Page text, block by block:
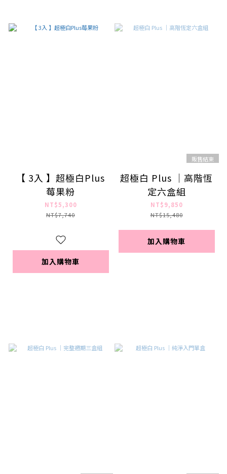
【 3入 】超極白Plus
莓果粉
NT$5,300
NT$7,740
加入購物車
販售結束
超極白 Plus ｜高階恆
定六盒組
NT$9,850
NT$15,480
加入購物車